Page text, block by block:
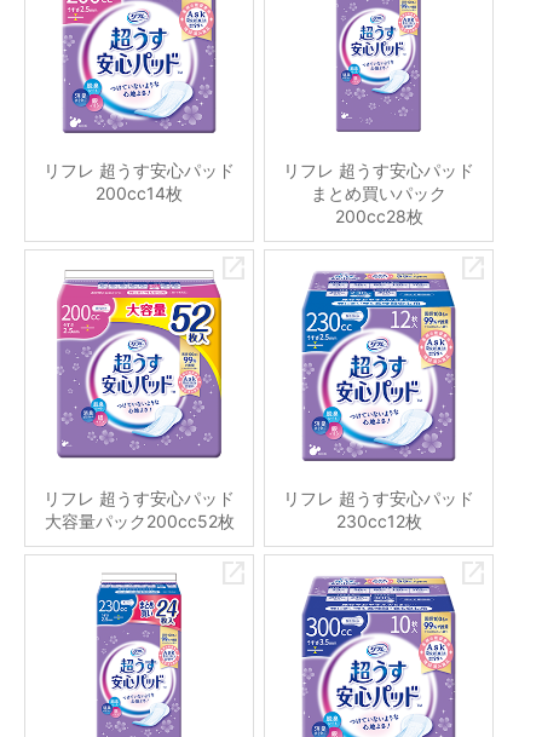
リフレ 超うす安心パッド
200cc14枚
リフレ 超うす安心パッド
まとめ買いパック
200cc28枚
リフレ 超うす安心パッド
大容量パック200cc52枚
リフレ 超うす安心パッド
230cc12枚